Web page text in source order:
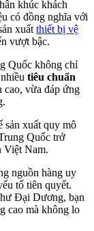
khúc khách
có đồng nghĩa với
xuất thiết bị vệ
vượt bậc.
Quốc không chỉ
tiêu chuẩn
cao, vừa đáp ứng
sản xuất quy mô
Quốc trở
Việt Nam.
nguồn hàng uy
tố tiên quyết.
Đại Dương, bạn
cao mà không lo